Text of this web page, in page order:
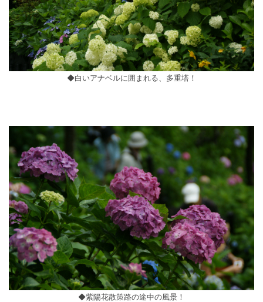
◆白いアナベルに囲まれる、多重塔！
◆紫陽花散策路の途中の風景！